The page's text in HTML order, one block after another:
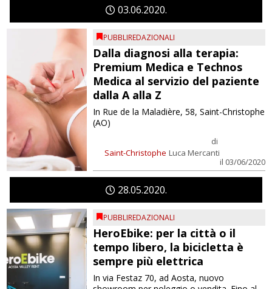
0306 2020
PUBBLIREDAZIONALI
Dalla diagnosi alla terapia:
Premium Medica e Technos
Medica al servizio del paziente
dalla A alla Z
Saint-Christophe
di
Luca Mercanti
il 03/06/2020
In Rue de la Maladière, 58, Saint-Christophe
(AO)
2805 2020
PUBBLIREDAZIONALI
HeroEbike: per la città o il
tempo libero, la bicicletta è
sempre più elettrica
In via Festaz 70, ad Aosta, nuovo